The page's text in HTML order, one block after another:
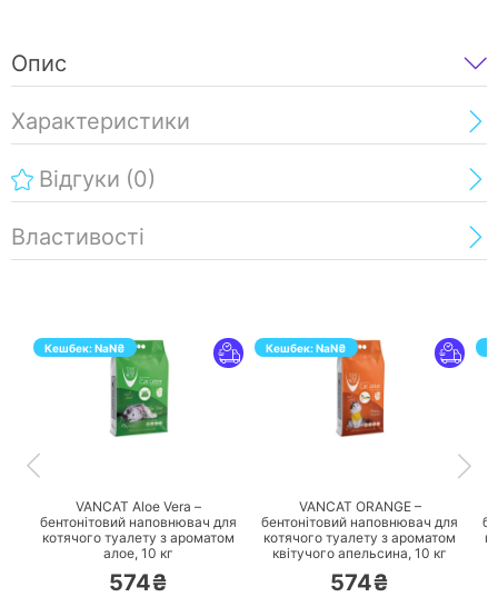
Опис
Характеристики
Відгуки (0)
Властивості
Кешбек:NaN₴
VANCAT Aloe Vera –
бентонітовий наповнювач для
котячого туалету з ароматом
алое, 10 кг
574₴
Кешбек:NaN₴
VANCAT ORANGE –
бентонітовий наповнювач для
котячого туалету з ароматом
квітучого апельсина, 10 кг
574₴